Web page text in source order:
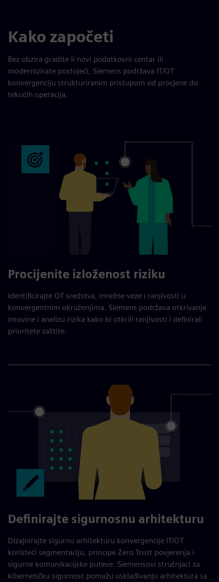
Kako započeti
Bez obzira gradite li novi podatkovni centar ili
modernizirate postojeći, Siemens podržava IT/OT
konvergenciju strukturiranim pristupom od procjene do
tekućih operacija.
Procijenite izloženost riziku
Identificirajte OT sredstva, mrežne veze i ranjivosti u
konvergentnim okruženjima. Siemens podržava otkrivanje
imovine i analizu rizika kako bi otkrili ranjivosti i definirali
prioritete zaštite.
Definirajte sigurnosnu arhitekturu
Dizajnirajte sigurnu arhitekturu konvergencije IT/OT
koristeći segmentaciju, principe Zero Trust povjerenja i
sigurne komunikacijske puteve. Siemensovi stručnjaci za
kibernetičku sigurnost pomažu usklađivanju arhitektura sa